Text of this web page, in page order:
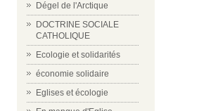
Dégel de l'Arctique
DOCTRINE SOCIALE
CATHOLIQUE
Ecologie et solidarités
économie solidaire
Eglises et écologie